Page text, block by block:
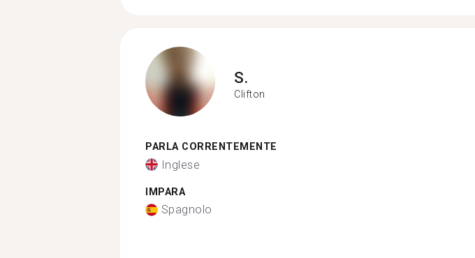
S.
Clifton
PARLA CORRENTEMENTE
Inglese
IMPARA
Spagnolo